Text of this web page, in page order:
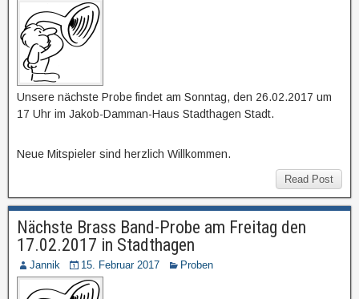
Unsere nächste Probe findet am Sonntag, den 26.02.2017 um
17 Uhr im Jakob-Damman-Haus Stadthagen Stadt.
Neue Mitspieler sind herzlich Willkommen.
Read Post
Nächste Brass Band-Probe am Freitag den
17.02.2017 in Stadthagen
Jannik 15. Februar 2017 Proben